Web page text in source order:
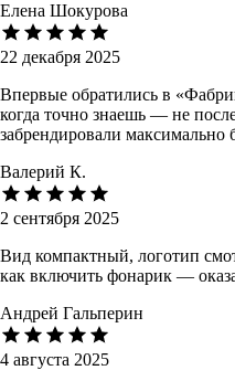
Елена Шокурова
22 декабря 2025
Впервые обратились в
когда точно знаешь — не
забрендировали максимально
Валерий К.
2 сентября 2025
Вид компактный, логотип
как включить фонарик —
Андрей Гальперин
4 августа 2025